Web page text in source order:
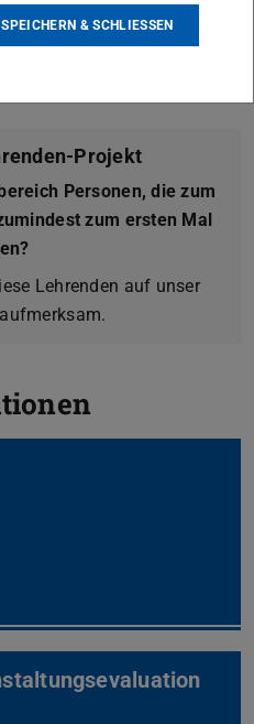
Projekt
Personen, die zum
zum ersten Mal
Lehrenden auf unser
aufmerksam.
SPEICHERN & SCHLIESSEN